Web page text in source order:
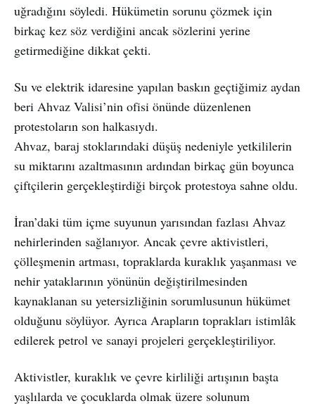
uğradığını söyledi. Hükümetin sorunu çözmek için
birkaç kez söz verdiğini ancak sözlerini yerine
getirmediğine dikkat çekti.
Su ve elektrik idaresine yapılan baskın geçtiğimiz aydan
beri Ahvaz Valisi’nin ofisi önünde düzenlenen
protestoların son halkasıydı.
Ahvaz, baraj stoklarındaki düşüş nedeniyle yetkililerin
su miktarını azaltmasının ardından birkaç gün boyunca
çiftçilerin gerçekleştirdiği birçok protestoya sahne oldu.
İran’daki tüm içme suyunun yarısından fazlası Ahvaz
nehirlerinden sağlanıyor. Ancak çevre aktivistleri,
çölleşmenin artması, topraklarda kuraklık yaşanması ve
nehir yataklarının yönünün değiştirilmesinden
kaynaklanan su yetersizliğinin sorumlusunun hükümet
olduğunu söylüyor. Ayrıca Arapların toprakları istimlâk
edilerek petrol ve sanayi projeleri gerçekleştiriliyor.
Aktivistler, kuraklık ve çevre kirliliği artışının başta
yaşlılarda ve çocuklarda olmak üzere solunum